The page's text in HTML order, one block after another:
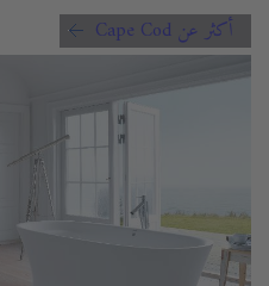
أكثر عن Cape Cod